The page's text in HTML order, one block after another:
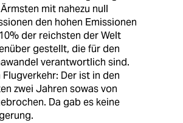
mit nahezu null
den hohen Emissionen
der reichsten der Welt
gestellt, die für den
verantwortlich sind.
Flugverkehr: Der ist in den
zwei Jahren sowas von
Da gab es keine